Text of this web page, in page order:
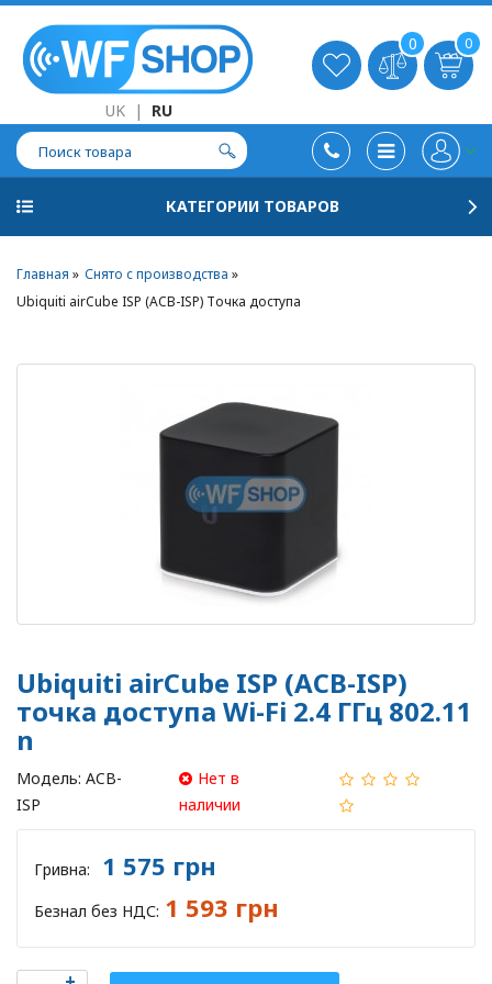
UK | RU
0 0
КАТЕГОРИИ ТОВАРОВ
Главная
Снято с производства
Ubiquiti airCube ISP (ACB-ISP) Точка доступа
Ubiquiti airCube ISP (ACB-ISP)
точка доступа Wi-Fi 2.4 ГГц 802.11
n
Модель: ACB-
ISP
Нет в
наличии
Гривна: 1 575 грн
Безнал без НДС: 1 593 грн